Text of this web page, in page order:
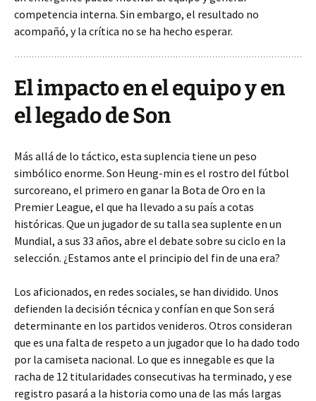
competencia interna. Sin embargo, el resultado no
acompañó, y la crítica no se ha hecho esperar.
El impacto en el equipo y en
el legado de Son
Más allá de lo táctico, esta suplencia tiene un peso
simbólico enorme. Son Heung-min es el rostro del fútbol
surcoreano, el primero en ganar la Bota de Oro en la
Premier League, el que ha llevado a su país a cotas
históricas. Que un jugador de su talla sea suplente en un
Mundial, a sus 33 años, abre el debate sobre su ciclo en la
selección. ¿Estamos ante el principio del fin de una era?
Los aficionados, en redes sociales, se han dividido. Unos
defienden la decisión técnica y confían en que Son será
determinante en los partidos venideros. Otros consideran
que es una falta de respeto a un jugador que lo ha dado todo
por la camiseta nacional. Lo que es innegable es que la
racha de 12 titularidades consecutivas ha terminado, y ese
registro pasará a la historia como una de las más largas